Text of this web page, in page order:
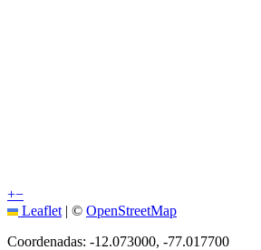
+−
Leaflet | © OpenStreetMap
Coordenadas: -12.073000, -77.017700